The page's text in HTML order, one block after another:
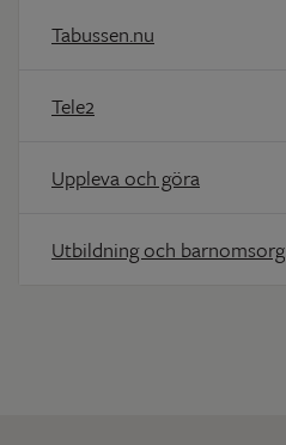
Tabussen.nu
Tele2
Uppleva och göra
Utbildning och barnomsorg